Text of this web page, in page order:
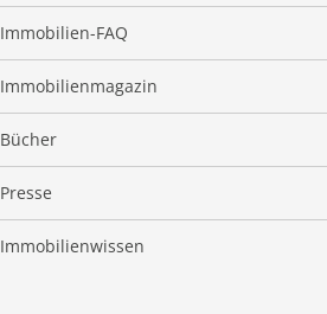
Immobilien-FAQ
Immobilienmagazin
Bücher
Presse
Immobilienwissen